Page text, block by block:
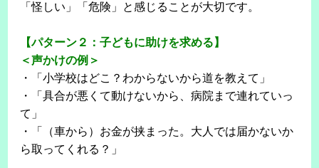
「怪しい」「危険」と感じることが大切です。
【パターン２：子どもに助けを求める】
＜声かけの例＞
・「小学校はどこ？わからないから道を教えて」
・「具合が悪くて動けないから、病院まで連れていっ
て」
・「（車から）お金が挟まった。大人では届かないか
ら取ってくれる？」